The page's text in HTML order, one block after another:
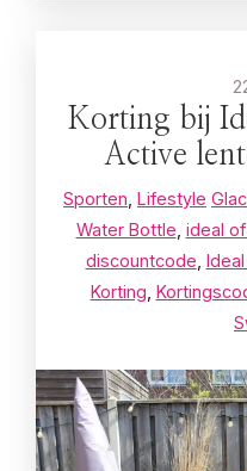
Korting bij
Active
Sporten Lifestyle
Water Bottle ideal
discountcode
Korting